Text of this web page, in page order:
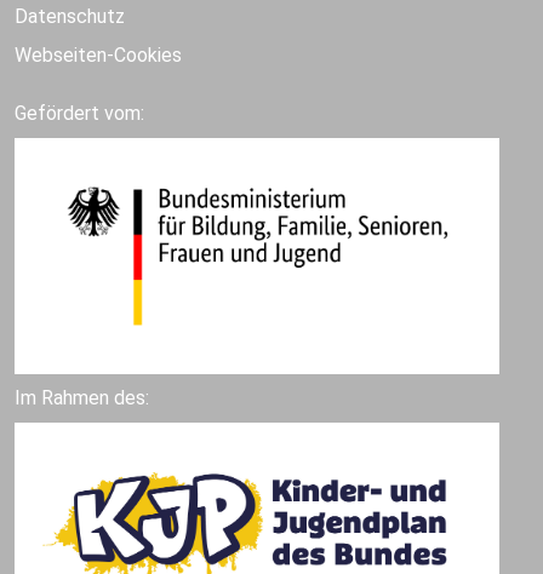
Datenschutz
Webseiten-Cookies
Gefördert vom:
Im Rahmen des: